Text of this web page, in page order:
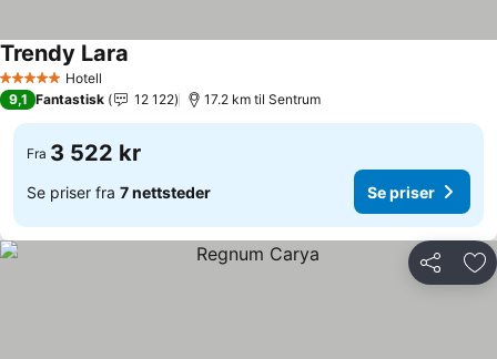
5 Stjerner Hotell
Trendy Lara
9,1 Fantastisk 12 122 17.2 km til Sentrum
Fra 3 522 kr
Se priser fra 7 nettsteder Se priser
Del